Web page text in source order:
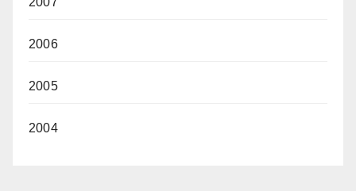
2006
2005
2004